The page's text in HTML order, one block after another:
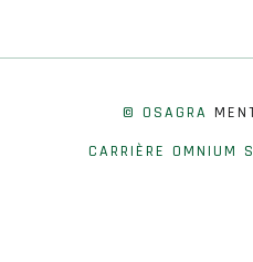
© OSAGRA
CARRIÈRE OMNIUM